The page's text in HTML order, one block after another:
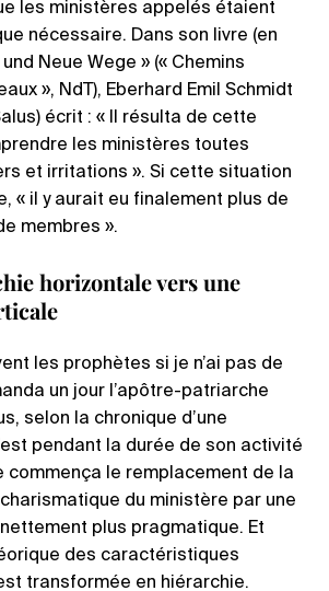
les ministères appelés étaient
nécessaire. Dans son livre (en
Neue Wege » (« Chemins
», NdT), Eberhard Emil Schmidt
écrit : « Il résulta de cette
les ministères toutes
et irritations ». Si cette situation
« il y aurait eu finalement plus de
membres ».
horizontale vers une
les prophètes si je n’ai pas de
un jour l’apôtre-patriarche
selon la chronique d’une
pendant la durée de son activité
commença le remplacement de la
du ministère par une
plus pragmatique. Et
des caractéristiques
transformée en hiérarchie.